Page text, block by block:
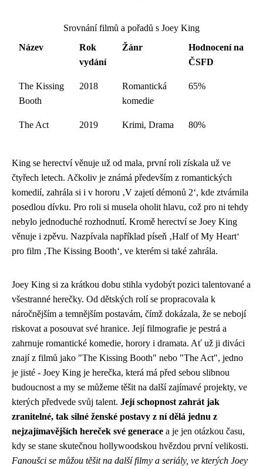
Srovnání filmů a pořadů s Joey King
Název
Rok
vydání
Žánr
Hodnocení na
ČSFD
The Kissing
Booth
2018
Romantická
komedie
65%
The Act 2019 Krimi, Drama 80%
King se herectví věnuje už od mala, první roli získala už ve
čtyřech letech. Ačkoliv je známá především z romantických
komedií, zahrála si i v hororu ‚V zajetí démonů 2‘, kde ztvárnila
posedlou dívku. Pro roli si musela oholit hlavu, což pro ni tehdy
nebylo jednoduché rozhodnutí. Kromě herectví se Joey King
věnuje i zpěvu. Nazpívala například píseň ‚Half of My Heart‘
pro film ‚The Kissing Booth‘, ve kterém si také zahrála.
Joey King si za krátkou dobu stihla vydobýt pozici talentované a
všestranné herečky. Od dětských rolí se propracovala k
náročnějším a temnějším postavám, čímž dokázala, že se nebojí
riskovat a posouvat své hranice. Její filmografie je pestrá a
zahrnuje romantické komedie, horory i dramata. Ať už ji diváci
znají z filmů jako "The Kissing Booth" nebo "The Act", jedno
je jisté - Joey King je herečka, která má před sebou slibnou
budoucnost a my se můžeme těšit na další zajímavé projekty, ve
kterých předvede svůj talent. Její schopnost zahrát jak
zranitelné, tak silné ženské postavy z ní dělá jednu z
nejzajímavějších hereček své generace a je jen otázkou času,
kdy se stane skutečnou hollywoodskou hvězdou první velikosti.
Fanoušci se můžou těšit na další filmy a seriály, ve kterých Joey